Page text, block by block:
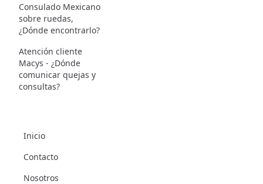
Consulado Mexicano
sobre ruedas,
¿Dónde encontrarlo?
Atención cliente
Macys - ¿Dónde
comunicar quejas y
consultas?
Inicio
Contacto
Nosotros